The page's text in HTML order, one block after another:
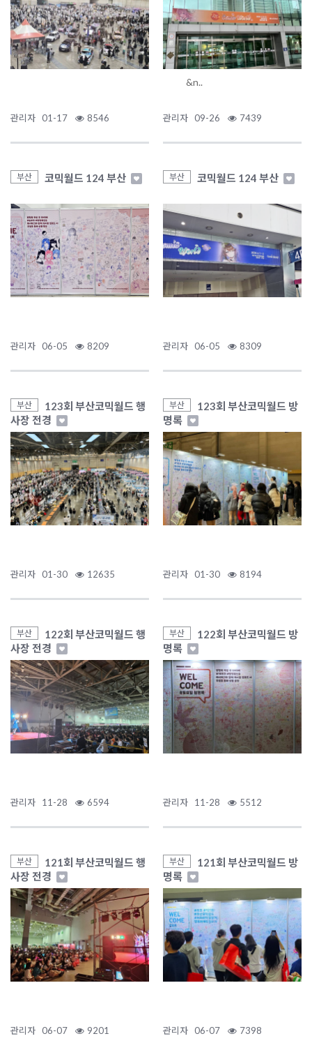
관리자 01-17 8546
&n..
관리자 09-26 7439
부산 코믹월드 124 부산
관리자 06-05 8209
부산 코믹월드 124 부산
관리자 06-05 8309
부산
123회 부산코믹월드 행
사장 전경
관리자 01-30 12635
부산
123회 부산코믹월드 방
명록
관리자 01-30 8194
부산
122회 부산코믹월드 행
사장 전경
관리자 11-28 6594
부산
122회 부산코믹월드 방
명록
관리자 11-28 5512
부산
121회 부산코믹월드 행
사장 전경
관리자 06-07 9201
부산
121회 부산코믹월드 방
명록
관리자 06-07 7398